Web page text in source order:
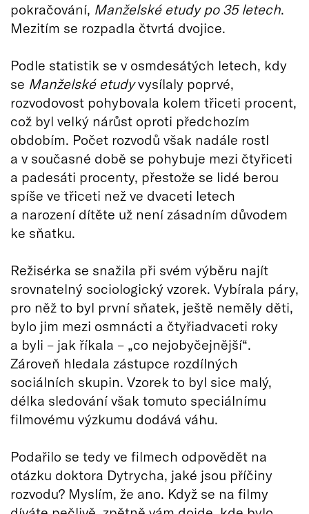
pokračování, Manželské etudy po 35 letech.
Mezitím se rozpadla čtvrtá dvojice.
Podle statistik se v osmdesátých letech, kdy
se Manželské etudyvysílaly poprvé,
rozvodovost pohybovala kolem třiceti procent,
což byl velký nárůst oproti předchozím
obdobím. Počet rozvodů však nadále rostl
a v současné době se pohybuje mezi čtyřiceti
a padesáti procenty, přestože se lidé berou
spíše ve třiceti než ve dvaceti letech
a narození dítěte už není zásadním důvodem
ke sňatku.
Režisérka se snažila při svém výběru najít
srovnatelný sociologický vzorek. Vybírala páry,
pro něž to byl první sňatek, ještě neměly děti,
bylo jim mezi osmnácti a čtyřiadvaceti roky
a byli – jak říkala – „co nejobyčejnější“.
Zároveň hledala zástupce rozdílných
sociálních skupin. Vzorek to byl sice malý,
délka sledování však tomuto speciálnímu
filmovému výzkumu dodává váhu.
Podařilo se tedy ve filmech odpovědět na
otázku doktora Dytrycha, jaké jsou příčiny
rozvodu? Myslím, že ano. Když se na filmy